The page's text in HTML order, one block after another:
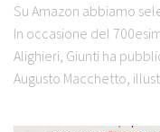
Su Amazon abbiamo
In occasione del
Alighieri, Giunti ha
Augusto Macchetto,